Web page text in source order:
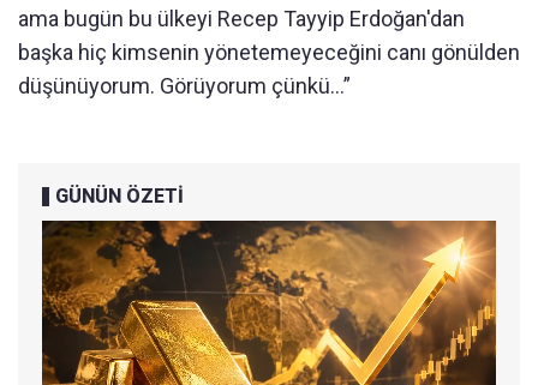
ama bugün bu ülkeyi Recep Tayyip Erdoğan'dan
başka hiç kimsenin yönetemeyeceğini canı gönülden
düşünüyorum. Görüyorum çünkü…”
GÜNÜN ÖZETİ